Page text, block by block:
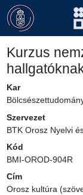
Kurzus
Kar
Szervezet
BTK Orosz Nyelvi
Kód
BMI-OROD-904R
Cím
Orosz kultúra